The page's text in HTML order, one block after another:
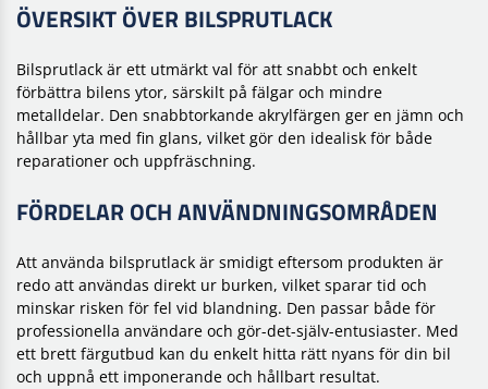
ÖVERSIKT ÖVER BILSPRUTLACK
Bilsprutlack är ett utmärkt val för att snabbt och enkelt
förbättra bilens ytor, särskilt på fälgar och mindre
metalldelar. Den snabbtorkande akrylfärgen ger en jämn och
hållbar yta med fin glans, vilket gör den idealisk för både
reparationer och uppfräschning.
FÖRDELAR OCH ANVÄNDNINGSOMRÅDEN
Att använda bilsprutlack är smidigt eftersom produkten är
redo att användas direkt ur burken, vilket sparar tid och
minskar risken för fel vid blandning. Den passar både för
professionella användare och gör-det-själv-entusiaster. Med
ett brett färgutbud kan du enkelt hitta rätt nyans för din bil
och uppnå ett imponerande och hållbart resultat.